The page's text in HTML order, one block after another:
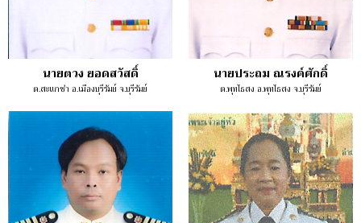
นายตวง ยอดสวัสดิ์
ต.สะแกซำ อ.เมืองบุรีรัมย์ จ.บุรีรัมย์
นายประถม ณรงค์ศักดิ์
ต.พุทไธสง อ.พุทไธสง จ.บุรีรัมย์